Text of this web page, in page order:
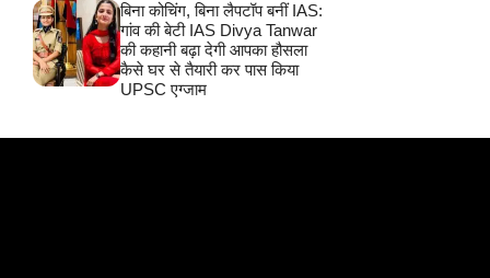
बिना कोचिंग, बिना लैपटॉप बनीं IAS:
गांव की बेटी IAS Divya Tanwar
की कहानी बढ़ा देगी आपका हौसला
कैसे घर से तैयारी कर पास किया
UPSC एग्जाम